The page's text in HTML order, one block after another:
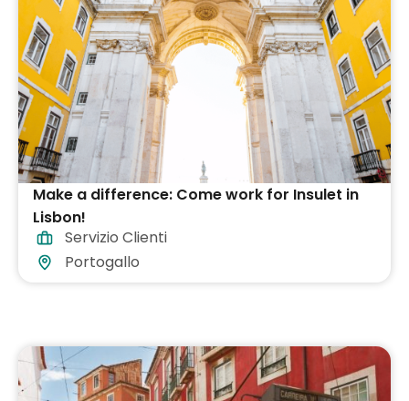
Make a difference: Come work for Insulet in
Lisbon!
Servizio Clienti
Portogallo